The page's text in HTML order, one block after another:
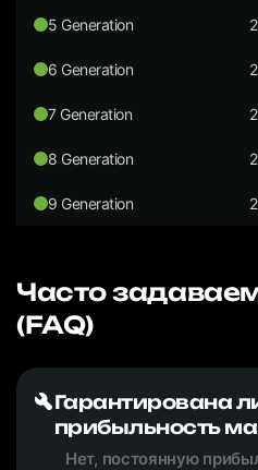
5 Generation
6 Generation
7 Generation
8 Generation
9 Generation
Часто
(FAQ)
Гарантирована
прибыльность
Нет, постоянную